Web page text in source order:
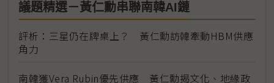
議題精選－黃仁勳串聯南韓AI鏈
評析：三星仍在牌桌上？ 黃仁勳訪韓牽動HBM供應
角力
南韓獲Vera Rubin優先供應 黃仁勳揭文化、地緣政